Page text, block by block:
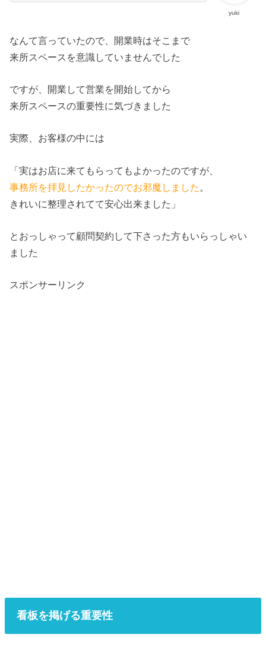
yuki
なんて言っていたので、開業時はそこまで
来所スペースを意識していませんでした
ですが、開業して営業を開始してから
来所スペースの重要性に気づきました
実際、お客様の中には
「実はお店に来てもらってもよかったのですが、
事務所を拝見したかったのでお邪魔しました 。
きれいに整理されてて安心出来ました」
とおっしゃって顧問契約して下さった方もいらっしゃい
ました
スポンサーリンク
看板を掲げる重要性